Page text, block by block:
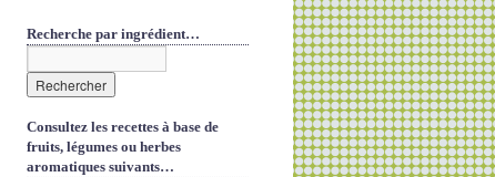
Recherche par ingrédient…
Consultez les recettes à base de
fruits, légumes ou herbes
aromatiques suivants…